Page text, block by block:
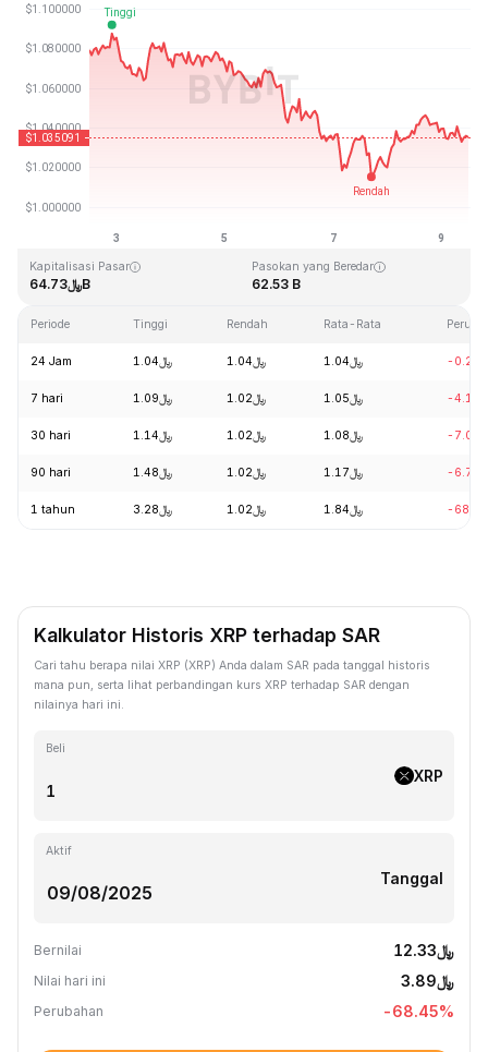
Rekor Tertinggi (ATH)
Kapitalisasi Pasar
﷼64.73B
Pasokan yang Beredar
62.53 B
Periode Tinggi Rendah Rata-Rata
24 Jam ﷼1.04 ﷼1.04 ﷼1.04 -
7 hari ﷼1.09 ﷼1.02 ﷼1.05 -
30 hari ﷼1.14 ﷼1.02 ﷼1.08 -
90 hari ﷼1.48 ﷼1.02 ﷼1.17 -
1 tahun ﷼3.28 ﷼1.02 ﷼1.84 -
Kalkulator Historis XRP terhadap SAR
Cari tahu berapa nilai XRP (XRP) Anda dalam SAR pada tanggal historis
mana pun, serta lihat perbandingan kurs XRP terhadap SAR dengan
nilainya hari ini.
Beli
XRP
Aktif
Tanggal
Bernilai ﷼12.33
Nilai hari ini ﷼3.89
Perubahan -68.45%